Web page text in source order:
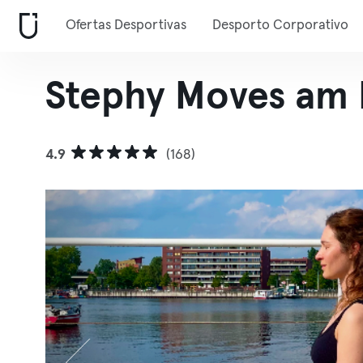
Ofertas Desportivas Desporto Corporativo
Stephy Moves
4.9 (168)